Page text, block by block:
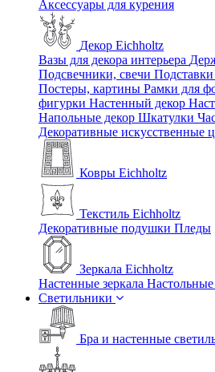
Аксессуары для курения
Декор Eichholtz
Вазы для декора интерьера
Подсвечники, свечи
Постеры, картины Рамки для
фигурки Настенный декор
Напольные декор Шкатулки
Декоративные искусственные
Ковры Eichholtz
Текстиль Eichholtz
Декоративные подушки Пледы
Зеркала Eichholtz
Настенные зеркала Настольные
Светильники
Бра и настенные